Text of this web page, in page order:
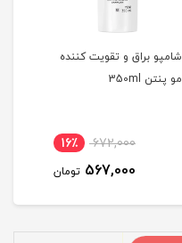
شامپو براق و تقویت کننده
مو پنتن 350ml
672,000 16٪
567,000 تومان